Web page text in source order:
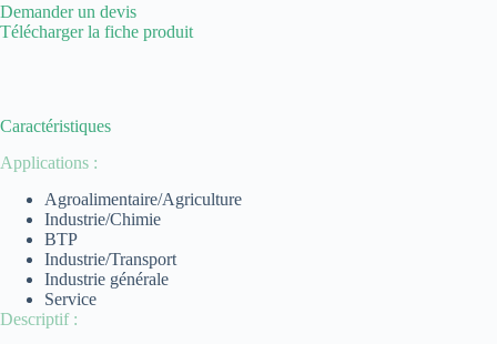
Demander un devis
Télécharger la fiche produit
Caractéristiques
Applications :
Agroalimentaire/Agriculture
Industrie/Chimie
BTP
Industrie/Transport
Industrie générale
Service
Descriptif :